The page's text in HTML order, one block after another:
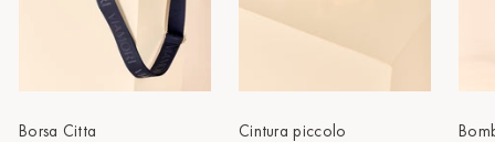
Zwettl
Borsa Citta Cintura piccolo